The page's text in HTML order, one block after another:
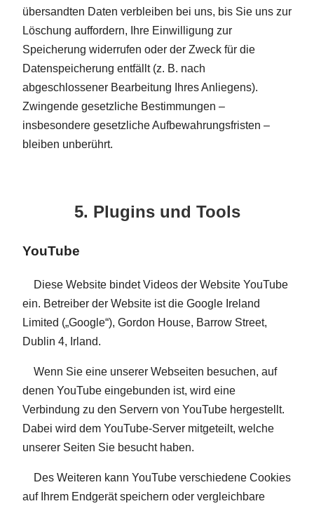
übersandten Daten verbleiben bei uns, bis Sie uns zur
Löschung auffordern, Ihre Einwilligung zur
Speicherung widerrufen oder der Zweck für die
Datenspeicherung entfällt (z. B. nach
abgeschlossener Bearbeitung Ihres Anliegens).
Zwingende gesetzliche Bestimmungen –
insbesondere gesetzliche Aufbewahrungsfristen –
bleiben unberührt.
5. Plugins und Tools
YouTube
Diese Website bindet Videos der Website YouTube
ein. Betreiber der Website ist die Google Ireland
Limited („Google“), Gordon House, Barrow Street,
Dublin 4, Irland.
Wenn Sie eine unserer Webseiten besuchen, auf
denen YouTube eingebunden ist, wird eine
Verbindung zu den Servern von YouTube hergestellt.
Dabei wird dem YouTube-Server mitgeteilt, welche
unserer Seiten Sie besucht haben.
Des Weiteren kann YouTube verschiedene Cookies
auf Ihrem Endgerät speichern oder vergleichbare